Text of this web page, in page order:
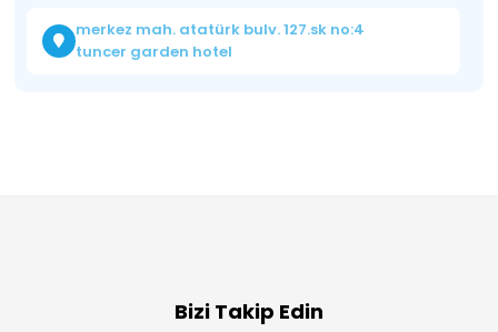
merkez mah. atatürk bulv. 127.sk no:4
tuncer garden hotel
Bizi Takip Edin